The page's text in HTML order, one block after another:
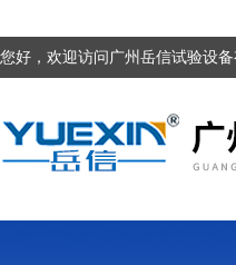
您好，欢迎访问广州岳信试验设备